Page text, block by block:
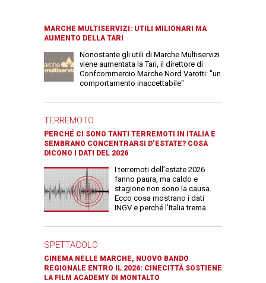
MARCHE MULTISERVIZI: UTILI MILIONARI MA
AUMENTO DELLA TARI
Nonostante gli utili di Marche Multiservizi
viene aumentata la Tari, il direttore di
Confcommercio Marche Nord Varotti: "un
comportamento inaccettabile"
TERREMOTO
PERCHÉ CI SONO TANTI TERREMOTI IN ITALIA E
SEMBRANO CONCENTRARSI D’ESTATE? COSA
DICONO I DATI DEL 2026
I terremoti dell’estate 2026
fanno paura, ma caldo e
stagione non sono la causa.
Ecco cosa mostrano i dati
INGV e perché l’Italia trema.
SPETTACOLO
CINEMA NELLE MARCHE, NUOVO BANDO
REGIONALE ENTRO IL 2026: CINECITTÀ SOSTIENE
LA FILM ACADEMY DI MONTALTO